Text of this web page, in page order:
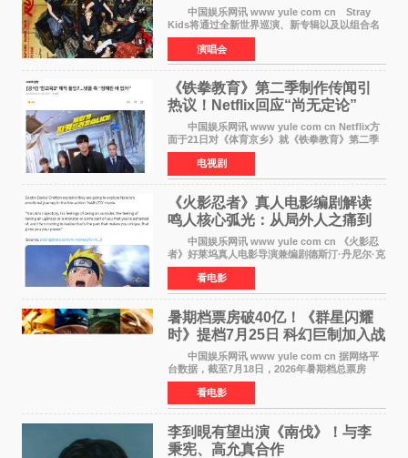
中国娱乐网讯 www yule com cn Stray
Kids将通过全新世界巡演、新专辑以及以组合名
义打造的专属音乐节等一系列全球活动，开启事
业发展的全新篇章。 Stray Kids将于7月25日
至26日、29日
演唱会
《铁拳教育》第二季制作传闻引
热议！Netflix回应“尚无定论”
中国娱乐网讯 www yule com cn Netflix方
面于21日对《体育京乡》就《铁拳教育》第二季
制作传闻划清界限，表示尚无定论。然而，业界
却有传闻称已就《铁拳教育》第二季的制作展开
了讨论——《
电视剧
《火影忍者》真人电影编剧解读
鸣人核心弧光：从局外人之痛到
自我觉醒
中国娱乐网讯 www yule com cn 《火影忍
者》好莱坞真人电影导演兼编剧德斯汀·丹尼尔·克
雷顿近日在采访中分享了对主角鸣人成长弧光的
理解，透露电影将深入探索鸣人作为局外人的情
感历程。
看电影
暑期档票房破40亿！《群星闪耀
时》提档7月25日 科幻巨制加入战
中国娱乐网讯 www yule com cn 据网络平
台数据，截至7月18日，2026年暑期档总票房
（含预售）已正式突破40亿元大关，年度总票房
也随之逼近197亿元。超百部中外佳片同台竞技，
点燃了盛夏的电
看电影
李到晛有望出演《南伐》！与李
秉宪、高允真合作